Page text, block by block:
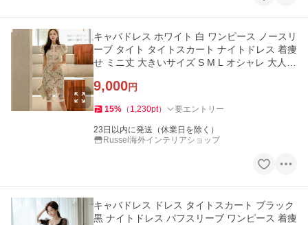
キャバドレス ホワイト 白 ワンピース ノースリ
ーブ タイト タイトスカート ナイトドレス 着痩
せ ミニ丈 大きいサイズ S M L オシャレ 大人か
9,000円
15% （ 1,230pt） 要エントリー
23日以内に発送（休業日を除く）
Russel海外インテリアショップ
キャバドレス ドレス タイトスカート ブラック
黒 ナイトドレス パフスリーブ ワンピース 着痩